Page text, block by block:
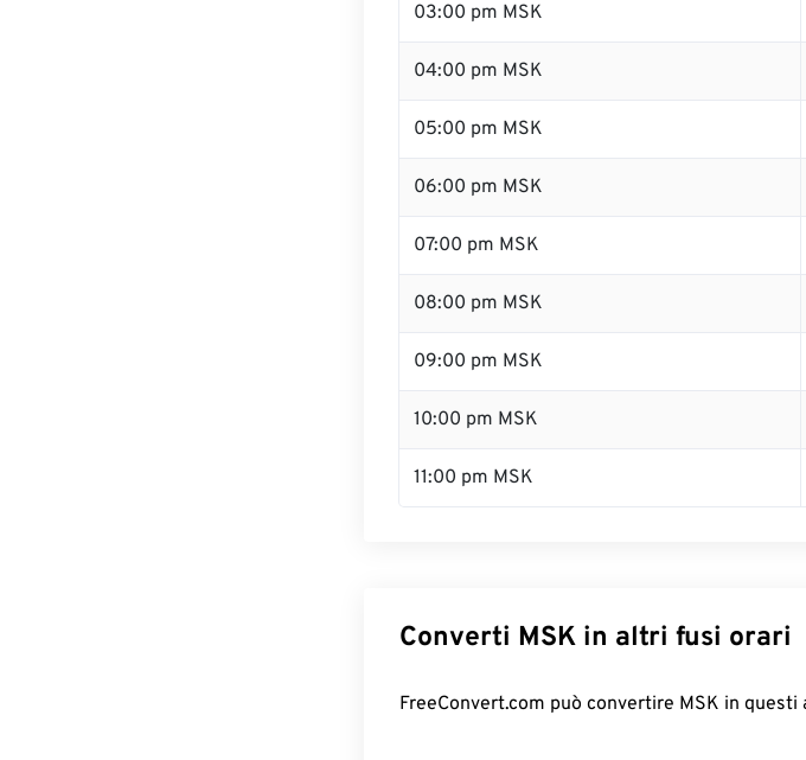
03:00 pm MSK
04:00 pm MSK
05:00 pm MSK
06:00 pm MSK
07:00 pm MSK
08:00 pm MSK
09:00 pm MSK
10:00 pm MSK
11:00 pm MSK
Converti MSK in altri fusi orari
FreeConvert.com può convertire MSK in questi